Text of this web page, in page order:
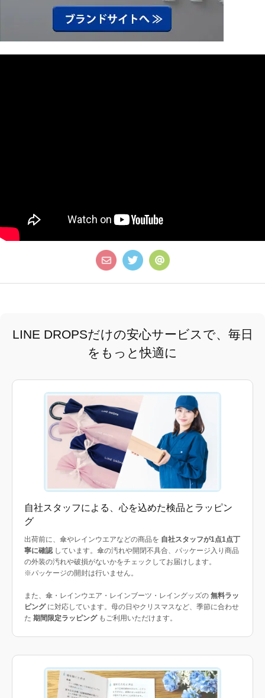
LINE DROPSだけの安心サービスで、毎日
をもっと快適に
自社スタッフによる、心を込めた検品とラッピン
グ
出荷前に、傘やレインウエアなどの商品を 自社スタッフが1点1点丁
寧に確認しています。傘の汚れや開閉不具合、パッケージ入り商品
の外装の汚れや破損がないかをチェックしてお届けします。
※パッケージの開封は行いません。
また、傘・レインウエア・レインブーツ・レイングッズの 無料ラッ
ピングに対応しています。母の日やクリスマスなど、季節に合わせ
た 期間限定ラッピングもご利用いただけます。